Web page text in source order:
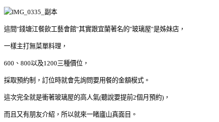
這間"錢塘江餐飲工藝會館"其實跟宜蘭著名的"玻璃屋"是姊妹店，
一樣主打無菜單料理，
600、800以及1200三種價位，
採取預約制，訂位時就會先詢問要用餐的金額模式。
這次完全就是衝著玻璃屋的高人氣(聽說要提前2個月預約)，
而且又有朋友介紹，所以就來一睹廬山真面目。